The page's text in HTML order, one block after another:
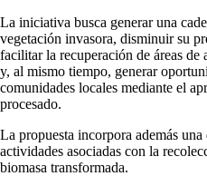
La iniciativa busca generar una
vegetación invasora, disminuir su
facilitar la recuperación de áreas de
y, al mismo tiempo, generar
comunidades locales mediante el
procesado.
La propuesta incorpora además
actividades asociadas con la
biomasa transformada.